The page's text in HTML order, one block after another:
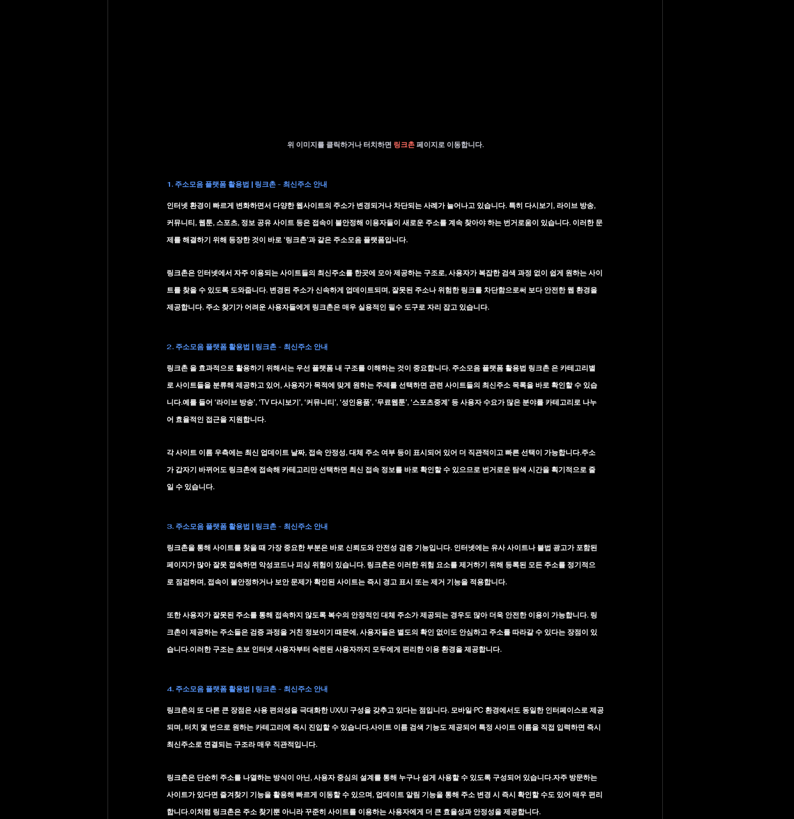
위 이미지를 클릭하거나 터치하면 링크촌 페이지로 이동합니다.
1. 주소모음 플랫폼 활용법 | 링크촌 - 최신주소 안내
인터넷 환경이 빠르게 변화하면서 다양한 웹사이트의 주소가 변경되거나 차단되는 사례가 늘어나고 있습니다. 특히 다시보기, 라이브 방송,
커뮤니티, 웹툰, 스포츠, 정보 공유 사이트 등은 접속이 불안정해 이용자들이 새로운 주소를 계속 찾아야 하는 번거로움이 있습니다. 이러한 문
제를 해결하기 위해 등장한 것이 바로 ‘링크촌’과 같은 주소모음 플랫폼입니다.
링크촌은 인터넷에서 자주 이용되는 사이트들의 최신주소를 한곳에 모아 제공하는 구조로, 사용자가 복잡한 검색 과정 없이 쉽게 원하는 사이
트를 찾을 수 있도록 도와줍니다. 변경된 주소가 신속하게 업데이트되며, 잘못된 주소나 위험한 링크를 차단함으로써 보다 안전한 웹 환경을
제공합니다. 주소 찾기가 어려운 사용자들에게 링크촌은 매우 실용적인 필수 도구로 자리 잡고 있습니다.
2. 주소모음 플랫폼 활용법 | 링크촌 - 최신주소 안내
링크촌 을 효과적으로 활용하기 위해서는 우선 플랫폼 내 구조를 이해하는 것이 중요합니다. 주소모음 플랫폼 활용법 링크촌 은 카테고리별
로 사이트들을 분류해 제공하고 있어, 사용자가 목적에 맞게 원하는 주제를 선택하면 관련 사이트들의 최신주소 목록을 바로 확인할 수 있습
니다.예를 들어 ‘라이브 방송’, ‘TV 다시보기’, ‘커뮤니티’, ‘성인용품’, ‘무료웹툰’, ‘스포츠중계’ 등 사용자 수요가 많은 분야를 카테고리로 나누
어 효율적인 접근을 지원합니다.
각 사이트 이름 우측에는 최신 업데이트 날짜, 접속 안정성, 대체 주소 여부 등이 표시되어 있어 더 직관적이고 빠른 선택이 가능합니다.주소
가 갑자기 바뀌어도 링크촌에 접속해 카테고리만 선택하면 최신 접속 정보를 바로 확인할 수 있으므로 번거로운 탐색 시간을 획기적으로 줄
일 수 있습니다.
3. 주소모음 플랫폼 활용법 | 링크촌 - 최신주소 안내
링크촌을 통해 사이트를 찾을 때 가장 중요한 부분은 바로 신뢰도와 안전성 검증 기능입니다. 인터넷에는 유사 사이트나 불법 광고가 포함된
페이지가 많아 잘못 접속하면 악성코드나 피싱 위험이 있습니다. 링크촌은 이러한 위험 요소를 제거하기 위해 등록된 모든 주소를 정기적으
로 점검하며, 접속이 불안정하거나 보안 문제가 확인된 사이트는 즉시 경고 표시 또는 제거 기능을 적용합니다.
또한 사용자가 잘못된 주소를 통해 접속하지 않도록 복수의 안정적인 대체 주소가 제공되는 경우도 많아 더욱 안전한 이용이 가능합니다. 링
크촌이 제공하는 주소들은 검증 과정을 거친 정보이기 때문에, 사용자들은 별도의 확인 없이도 안심하고 주소를 따라갈 수 있다는 장점이 있
습니다.이러한 구조는 초보 인터넷 사용자부터 숙련된 사용자까지 모두에게 편리한 이용 환경을 제공합니다.
4. 주소모음 플랫폼 활용법 | 링크촌 - 최신주소 안내
링크촌의 또 다른 큰 장점은 사용 편의성을 극대화한 UX/UI 구성을 갖추고 있다는 점입니다. 모바일·PC 환경에서도 동일한 인터페이스로 제공
되며, 터치 몇 번으로 원하는 카테고리에 즉시 진입할 수 있습니다.사이트 이름 검색 기능도 제공되어 특정 사이트 이름을 직접 입력하면 즉시
최신주소로 연결되는 구조라 매우 직관적입니다.
링크촌은 단순히 주소를 나열하는 방식이 아닌, 사용자 중심의 설계를 통해 누구나 쉽게 사용할 수 있도록 구성되어 있습니다.자주 방문하는
사이트가 있다면 즐겨찾기 기능을 활용해 빠르게 이동할 수 있으며, 업데이트 알림 기능을 통해 주소 변경 시 즉시 확인할 수도 있어 매우 편리
합니다.이처럼 링크촌은 주소 찾기뿐 아니라 꾸준히 사이트를 이용하는 사용자에게 더 큰 효율성과 안정성을 제공합니다.